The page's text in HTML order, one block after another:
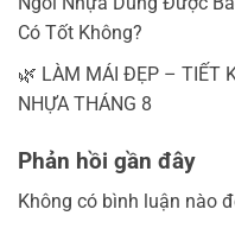
Có Tốt Không?
🌿 LÀM MÁI ĐẸP – TIẾT
NHỰA THÁNG 8
Phản hồi gần đây
Không có bình luận nào